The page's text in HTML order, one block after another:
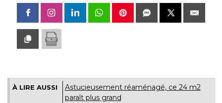
À LIRE AUSSI
Astucieusement réaménagé, ce 24 m2
paraît plus grand